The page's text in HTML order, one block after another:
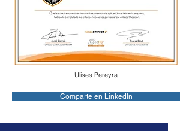
Ulises Pereyra
Comparte en LinkedIn